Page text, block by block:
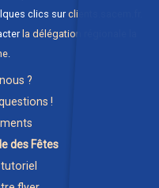
clics surclients.sacem.fr
la délégation régionale la
.
?
!
des Fêtes